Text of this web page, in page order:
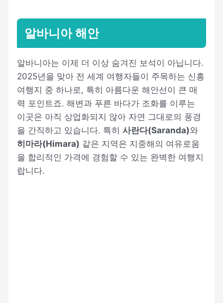
알바니아 해안
알바니아는 이제 더 이상 숨겨진 보석이 아닙니다.
2025년을 맞아 전 세계 여행자들이 주목하는 신흥
여행지 중 하나로, 특히 아름다운 해안선이 큰 매
력 포인트죠. 해변과 푸른 바다가 조화를 이루는
이곳은 아직 상업화되지 않아 자연 그대로의 풍경
을 간직하고 있습니다. 특히사란다(Saranda)와
히마라(Himara) 같은 지역은 지중해의 여유로움
을 합리적인 가격에 경험할 수 있는 완벽한 여행지
랍니다.